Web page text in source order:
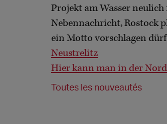
Projekt am Wasser
Nebennachricht, Rostock
ein Motto vorschlagen
Neustrelitz
Hier kann man in der
Toutes les nouveautés